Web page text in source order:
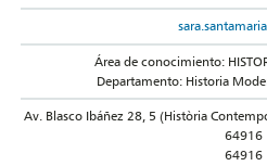
Área de conocimiento:
Departamento: Historia
Av. Blasco Ibáñez 28, 5 (Història
64916
64916